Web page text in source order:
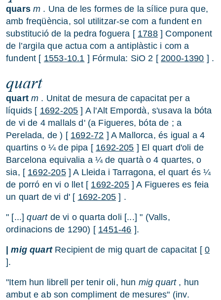
quars m . Una de les formes de la sílice pura que,
amb freqüència, sol utilitzar-se com a fundent en
substitució de la pedra foguera [ 1788] Component
de l’argila que actua com a antiplàstic i com a
fundent [ 1553-10.1 ] Fórmula: SiO 2 [2000-1390 ] .
quart
quart m . Unitat de mesura de capacitat per a
líquids [ 1692-205 ] A l'Alt Empordà, s'usava la bóta
de vi de 4 mallals d' (a Figueres, bóta de ; a
Perelada, de ) [ 1692-72 ] A Mallorca, és igual a 4
quartins o ¼ de pipa [ 1692-205 ] El quart d'oli de
Barcelona equivalia a ¼ de quartà o 4 quartes, o
sia, [ 1692-205] A Lleida i Tarragona, el quart és ¼
de porró en vi o llet [ 1692-205] A Figueres es feia
un quart de vi d' [ 1692-205 ] .
" [...]quartde vi o quarta doli [...] " (Valls,
ordinacions de 1290) [ 1451-46 ].
|mig quartRecipient de mig quart de capacitat [0
].
"Item hun librell per tenir oli, hun mig quart, hun
ambut e ab son compliment de mesures" (inv.